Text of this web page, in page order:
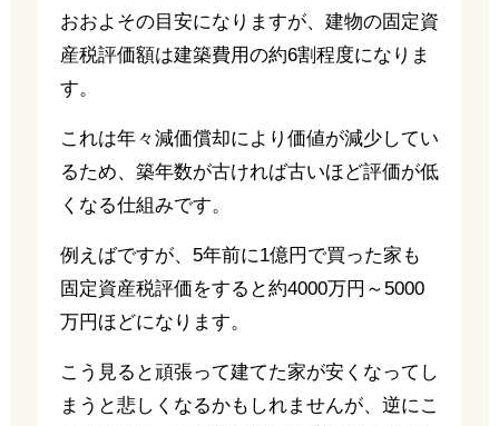
おおよその目安になりますが、建物の固定資
産税評価額は建築費用の約6割程度になりま
す。
これは年々減価償却により価値が減少してい
るため、築年数が古ければ古いほど評価が低
くなる仕組みです。
例えばですが、5年前に1億円で買った家も
固定資産税評価をすると約4000万円～5000
万円ほどになります。
こう見ると頑張って建てた家が安くなってし
まうと悲しくなるかもしれませんが、逆にこ